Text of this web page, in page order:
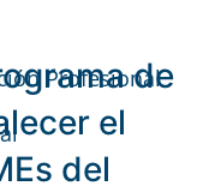
Profesional
de
el
del